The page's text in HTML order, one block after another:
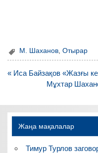
М. Шаханов,Отырар
Навигация
« Иса Байзақов «Жазғы
Мұхтар
Жаңа мақалалар
Тимур Турлов